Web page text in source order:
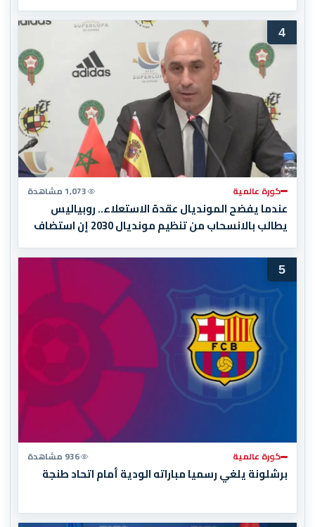
4
كورة عالمية 1,073 مشاهدة
عندما يفضح المونديال عقدة الاستعلاء.. روبياليس
يطالب بالانسحاب من تنظيم مونديال 2030 إن استضاف
5
كورة عالمية 936 مشاهدة
برشلونة يلغي رسميا مباراته الودية أمام اتحاد طنجة